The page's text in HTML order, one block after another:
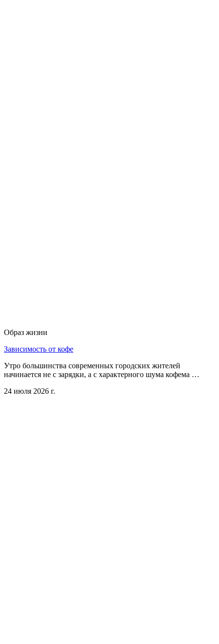
Образ жизни
Зависимость от кофе
Утро большинства современных городских жителей
начинается не с зарядки, а с характерного шума кофема …
24 июля 2026 г.